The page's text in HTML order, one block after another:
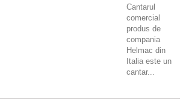
Cantarul
comercial
produs de
compania
Helmac din
Italia este un
cantar...